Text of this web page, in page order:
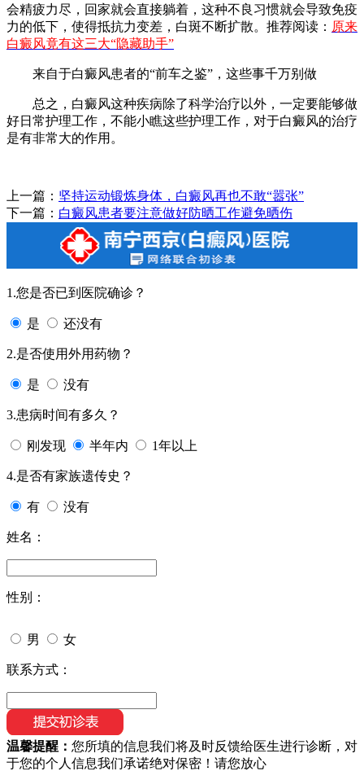
会精疲力尽，回家就会直接躺着，这种不良习惯就会导致免疫
力的低下，使得抵抗力变差，白斑不断扩散。推荐阅读： 原来
白癜风竟有这三大“隐藏助手”
来自于白癜风患者的“前车之鉴”，这些事千万别做
总之，白癜风这种疾病除了科学治疗以外，一定要能够做
好日常护理工作，不能小瞧这些护理工作，对于白癜风的治疗
是有非常大的作用。
上一篇： 坚持运动锻炼身体，白癜风再也不敢“嚣张”
下一篇： 白癜风患者要注意做好防晒工作避免晒伤
1.您是否已到医院确诊？
是 还没有
2.是否使用外用药物？
是 没有
3.患病时间有多久？
刚发现 半年内 1年以上
4.是否有家族遗传史？
有 没有
姓名：
性别：
男 女
联系方式：
温馨提醒： 您所填的信息我们将及时反馈给医生进行诊断，对
于您的个人信息我们承诺绝对保密！请您放心